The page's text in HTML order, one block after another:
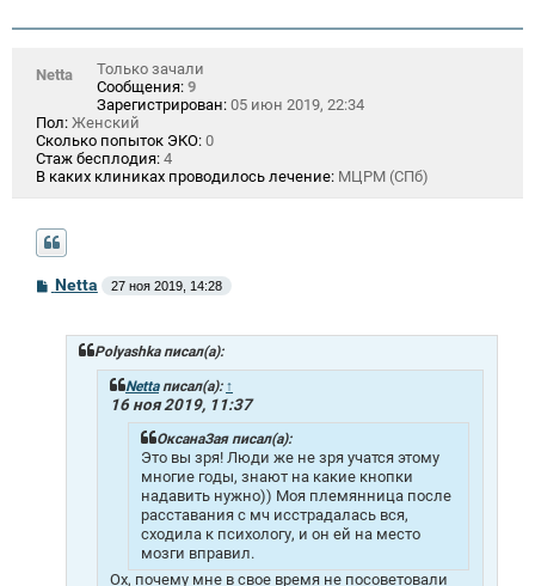
Netta
Только зачали
Сообщения: 9
Зарегистрирован: 05 июн 2019, 22:34
Пол: Женский
Сколько попыток ЭКО: 0
Стаж бесплодия: 4
В каких клиниках проводилось лечение: МЦРМ (СПб)
СNetta 27 ноя 2019, 14:28
Polyashka писал(а):
Nettaписал(а): ↑
16 ноя 2019, 11:37
ОксанаЗая писал(а):
Это вы зря! Люди же не зря учатся этому
многие годы, знают на какие кнопки
надавить нужно)) Моя племянница после
расставания с мч исстрадалась вся,
сходила к психологу, и он ей на место
мозги вправил.
Ох, почему мне в свое время не посоветовали